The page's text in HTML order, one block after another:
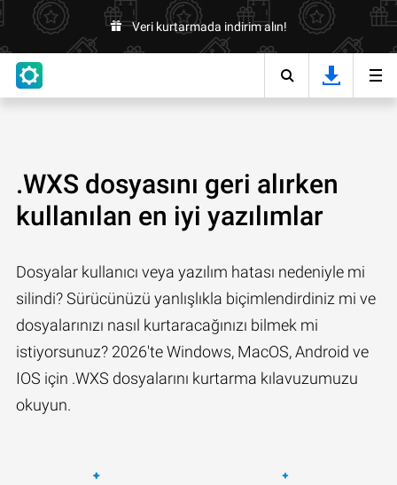
Veri kurtarmada indirim alın!
.WXS dosyasını geri alırken
kullanılan en iyi yazılımlar
Dosyalar kullanıcı veya yazılım hatası nedeniyle mi
silindi? Sürücünüzü yanlışlıkla biçimlendirdiniz mi ve
dosyalarınızı nasıl kurtaracağınızı bilmek mi
istiyorsunuz? 2026'te Windows, MacOS, Android ve
IOS için .WXS dosyalarını kurtarma kılavuzumuzu
okuyun.